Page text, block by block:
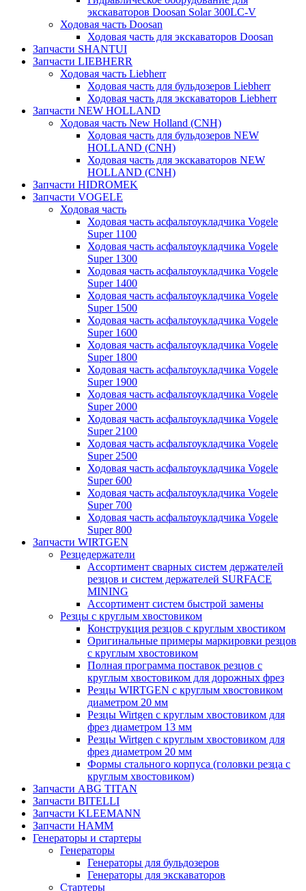
экскаваторов Doosan Solar 300LC-V
Ходовая часть Doosan
Ходовая часть для экскаваторов Doosan
Запчасти SHANTUI
Запчасти LIEBHERR
Ходовая часть Liebherr
Ходовая часть для бульдозеров Liebherr
Ходовая часть для экскаваторов Liebherr
Запчасти NEW HOLLAND
Ходовая часть New Holland (CNH)
Ходовая часть для бульдозеров NEW
HOLLAND (CNH)
Ходовая часть для экскаваторов NEW
HOLLAND (CNH)
Запчасти HIDROMEK
Запчасти VOGELE
Ходовая часть
Ходовая часть асфальтоукладчика Vogele
Super 1100
Ходовая часть асфальтоукладчика Vogele
Super 1300
Ходовая часть асфальтоукладчика Vogele
Super 1400
Ходовая часть асфальтоукладчика Vogele
Super 1500
Ходовая часть асфальтоукладчика Vogele
Super 1600
Ходовая часть асфальтоукладчика Vogele
Super 1800
Ходовая часть асфальтоукладчика Vogele
Super 1900
Ходовая часть асфальтоукладчика Vogele
Super 2000
Ходовая часть асфальтоукладчика Vogele
Super 2100
Ходовая часть асфальтоукладчика Vogele
Super 2500
Ходовая часть асфальтоукладчика Vogele
Super 600
Ходовая часть асфальтоукладчика Vogele
Super 700
Ходовая часть асфальтоукладчика Vogele
Super 800
Запчасти WIRTGEN
Резцедержатели
Ассортимент сварных систем держателей
резцов и систем держателей SURFACE
MINING
Ассортимент систем быстрой замены
Резцы с круглым хвостовиком
Конструкция резцов с круглым хвостиком
Оригинальные примеры маркировки резцов
с круглым хвостовиком
Полная программа поставок резцов с
круглым хвостовиком для дорожных фрез
Резцы WIRTGEN с круглым хвостовиком
диаметром 20 мм
Резцы Wirtgen с круглым хвостовиком для
фрез диаметром 13 мм
Резцы Wirtgen с круглым хвостовиком для
фрез диаметром 20 мм
Формы стального корпуса (головки резца с
круглым хвостовиком)
Запчасти ABG TITAN
Запчасти BITELLI
Запчасти KLEEMANN
Запчасти HAMM
Генераторы и стартеры
Генераторы
Генераторы для бульдозеров
Генераторы для экскаваторов
Стартеры